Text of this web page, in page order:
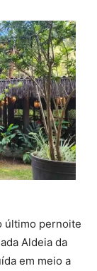
último pernoite
Aldeia da
em meio a